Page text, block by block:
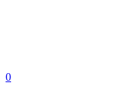
0